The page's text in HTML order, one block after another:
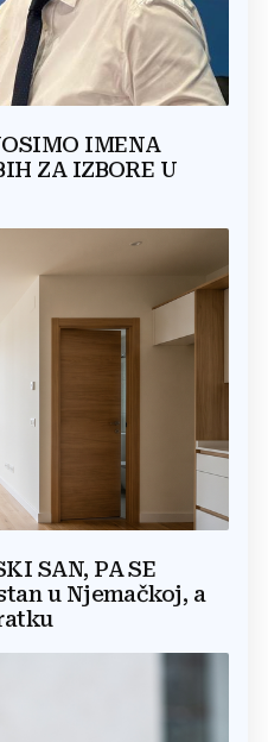
IMENA
ZA IZBORE U
SAN, PA SE
u Njemačkoj, a